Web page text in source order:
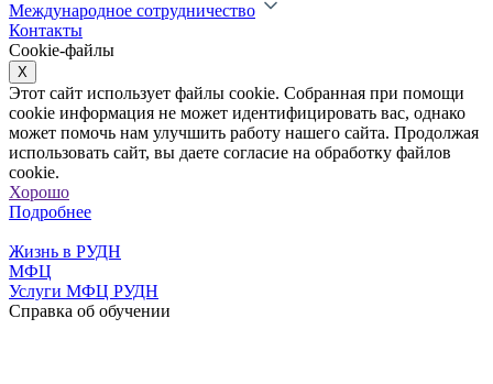
Международное сотрудничество
Контакты
Cookie-файлы
X
Этот сайт использует файлы cookie. Собранная при помощи
cookie информация не может идентифицировать вас, однако
может помочь нам улучшить работу нашего сайта. Продолжая
использовать сайт, вы даете согласие на обработку файлов
cookie.
Хорошо
Подробнее
Жизнь в РУДН
МФЦ
Услуги МФЦ РУДН
Справка об обучении